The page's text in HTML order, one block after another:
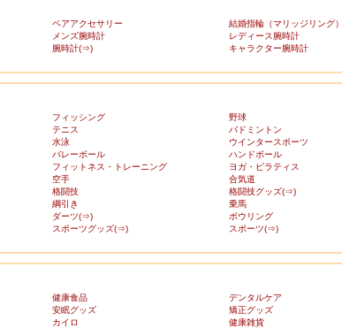
ペアアクセサリー
結婚指輪（マリッジリング）
メンズ腕時計
レディース腕時計
腕時計(⇒)
キャラクター腕時計
フィッシング
野球
テニス
バドミントン
水泳
ウインタースポーツ
バレーボール
ハンドボール
フィットネス・トレーニング
ヨガ・ピラティス
空手
合気道
格闘技
格闘技グッズ(⇒)
綱引き
乗馬
ダーツ(⇒)
ボウリング
スポーツグッズ(⇒)
スポーツ(⇒)
健康食品
デンタルケア
安眠グッズ
矯正グッズ
カイロ
健康雑貨